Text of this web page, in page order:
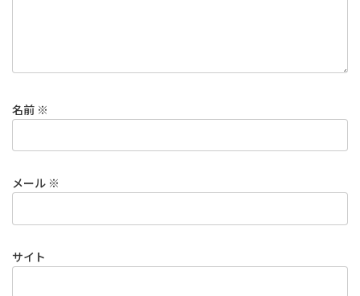
名前 ※
メール ※
サイト